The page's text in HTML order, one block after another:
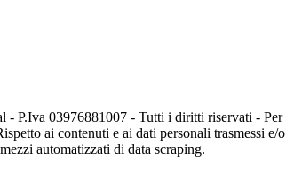
- P.Iva 03976881007 - Tutti i diritti riservati -
ai contenuti e ai dati personali trasmessi
automatizzati di data scraping.